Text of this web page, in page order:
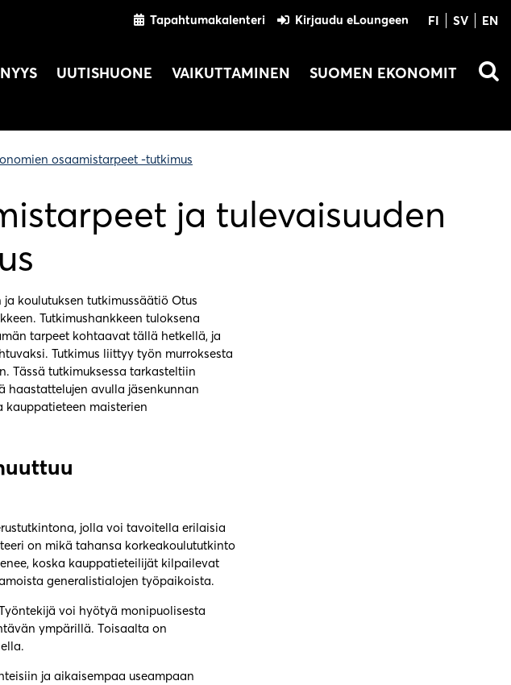
Tapahtumakalenteri Kirjaudu eLoungeen FI SV EN
UUTISHUONE VAIKUTTAMINEN SUOMEN EKONOMIT
osaamistarpeet -tutkimus
ja tulevaisuuden
koulutuksen tutkimussäätiö Otus
Tutkimushankkeen tuloksena
tarpeet kohtaavat tällä hetkellä, ja
Tutkimus liittyy työn murroksesta
Tässä tutkimuksessa tarkasteltiin
haastattelujen avulla jäsenkunnan
kauppatieteen maisterien
jolla voi tavoitella erilaisia
on mikä tahansa korkeakoulututkinto
koska kauppatieteilijät kilpailevat
generalistialojen työpaikoista.
voi hyötyä monipuolisesta
ympärillä. Toisaalta on
ja aikaisempaa useampaan